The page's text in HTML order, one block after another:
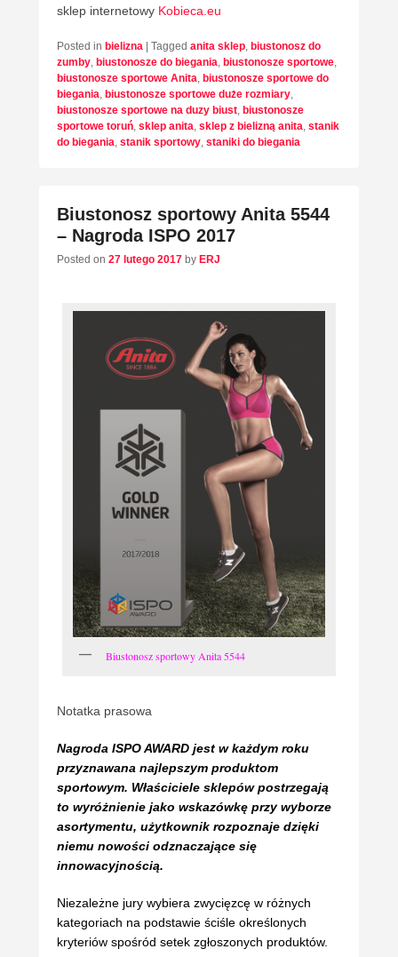
sklep internetowy Kobieca.eu
Posted in bielizna Tagged anita sklep, biustonosz do
zumby, biustonosze do biegania, biustonosze sportowe,
biustonosze sportowe Anita, biustonosze sportowe do
biegania, biustonosze sportowe duże rozmiary,
biustonosze sportowe na duzy biust, biustonosze
sportowe toruń, sklep anita, sklep z bielizną anita, stanik
do biegania, stanik sportowy, staniki do biegania
Biustonosz sportowy Anita 5544
– Nagroda ISPO 2017
Posted on 27 lutego 2017 by ERJ
Biustonosz sportowy Anita 5544
Notatka prasowa
Nagroda ISPO AWARD jest w każdym roku
przyznawana najlepszym produktom
sportowym. Właściciele sklepów postrzegają
to wyróżnienie jako wskazówkę przy wyborze
asortymentu, użytkownik rozpoznaje dzięki
niemu nowości odznaczające się
innowacyjnością.
Niezależne jury wybiera zwycięzcę w różnych
kategoriach na podstawie ściśle określonych
kryteriów spośród setek zgłoszonych produktów.